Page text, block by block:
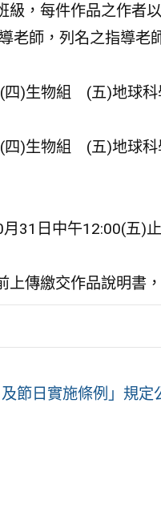
，每件作品之作者
老師，列名之指導老
)生物組 (五)地球
)生物組 (五)地球
31日中午12:00(五)
傳繳交作品說明書
節日實施條例」規定